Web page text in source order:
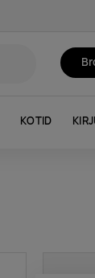
KOTID